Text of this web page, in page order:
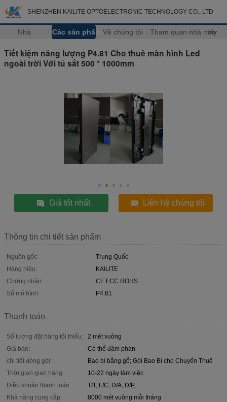
SHENZHEN KAILITE OPTOELECTRONIC TECHNOLOGY CO., LTD
Nhà Các sản phẩm Về chúng tôi Tham quan nhà máy
>>
Tiết kiệm năng lượng P4.81 Cho thuê màn hình Led
ngoài trời Với tủ sắt 500 * 1000mm
Giá tốt nhất Liên hệ chúng tôi
Thông tin chi tiết sản phẩm
Nguồn gốc:
Trung Quốc
Hàng hiệu:
KAILITE
Chứng nhận:
CE FCC ROHS
Số mô hình:
P4.81
Thanh toán
Số lượng đặt hàng tối thiểu:
2 mét vuông
Giá bán:
Có thể đàm phán
chi tiết đóng gói:
Bao bì bằng gỗ; Gói Bao Bì cho Chuyến Thuê
Thời gian giao hàng:
10-22 ngày làm việc
Điều khoản thanh toán:
T/T, L/C, D/A, D/P,
Khả năng cung cấp:
8000 mét vuông mỗi tháng